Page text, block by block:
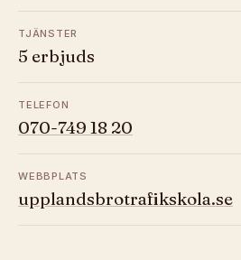
TJÄNSTER
5 erbjuds
TELEFON
070-749 18 20
WEBBPLATS
upplandsbrotrafikskola.se